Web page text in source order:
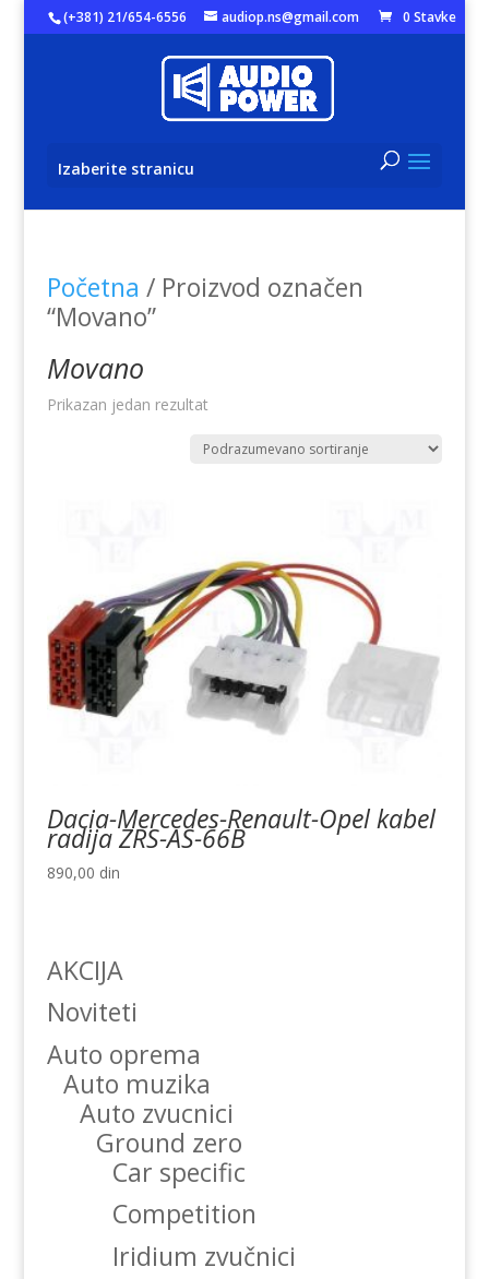
(+381) 21/654-6556 audiop.ns@gmail.com 0 Stavke
Izaberite stranicu
Početna / Proizvod označen
“Movano”
Movano
Prikazan jedan rezultat
Dacia-Mercedes-Renault-Opel kabel
radija ZRS-AS-66B
890,00 din
AKCIJA
Noviteti
Auto oprema
Auto muzika
Auto zvucnici
Ground zero
Car specific
Competition
Iridium zvučnici